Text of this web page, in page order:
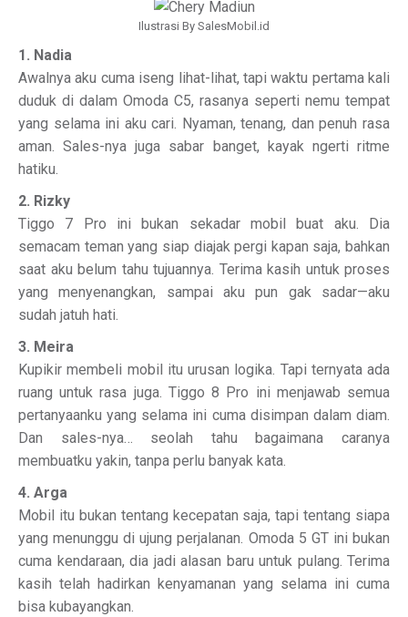
Ilustrasi By SalesMobil.id
1. Nadia
Awalnya aku cuma iseng lihat-lihat, tapi waktu pertama kali
duduk di dalam Omoda C5, rasanya seperti nemu tempat
yang selama ini aku cari. Nyaman, tenang, dan penuh rasa
aman. Sales-nya juga sabar banget, kayak ngerti ritme
hatiku.
2. Rizky
Tiggo 7 Pro ini bukan sekadar mobil buat aku. Dia
semacam teman yang siap diajak pergi kapan saja, bahkan
saat aku belum tahu tujuannya. Terima kasih untuk proses
yang menyenangkan, sampai aku pun gak sadar—aku
sudah jatuh hati.
3. Meira
Kupikir membeli mobil itu urusan logika. Tapi ternyata ada
ruang untuk rasa juga. Tiggo 8 Pro ini menjawab semua
pertanyaanku yang selama ini cuma disimpan dalam diam.
Dan sales-nya… seolah tahu bagaimana caranya
membuatku yakin, tanpa perlu banyak kata.
4. Arga
Mobil itu bukan tentang kecepatan saja, tapi tentang siapa
yang menunggu di ujung perjalanan. Omoda 5 GT ini bukan
cuma kendaraan, dia jadi alasan baru untuk pulang. Terima
kasih telah hadirkan kenyamanan yang selama ini cuma
bisa kubayangkan.